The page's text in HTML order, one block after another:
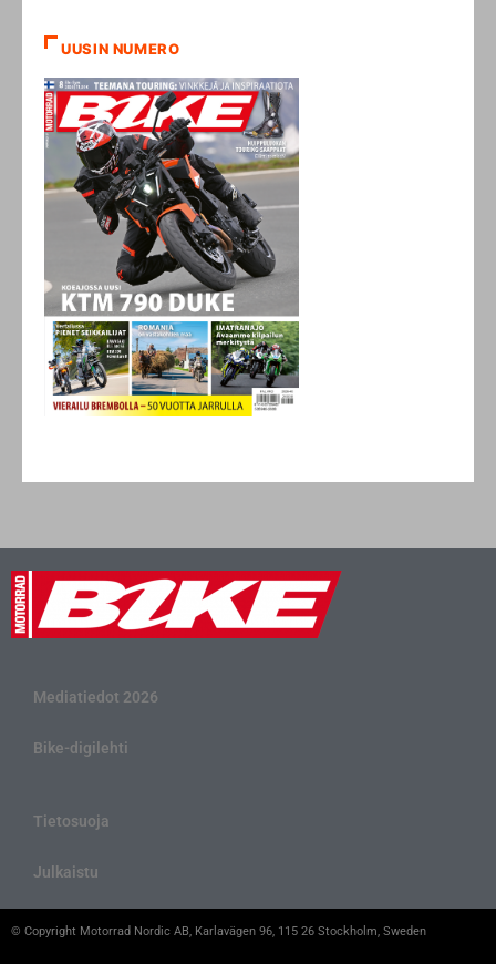
UUSIN NUMERO
Mediatiedot 2026
Bike-digilehti
Tietosuoja
Julkaistu
© Copyright Motorrad Nordic AB, Karlavägen 96, 115 26 Stockholm, Sweden